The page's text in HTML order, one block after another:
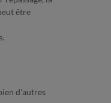
être
d'autres